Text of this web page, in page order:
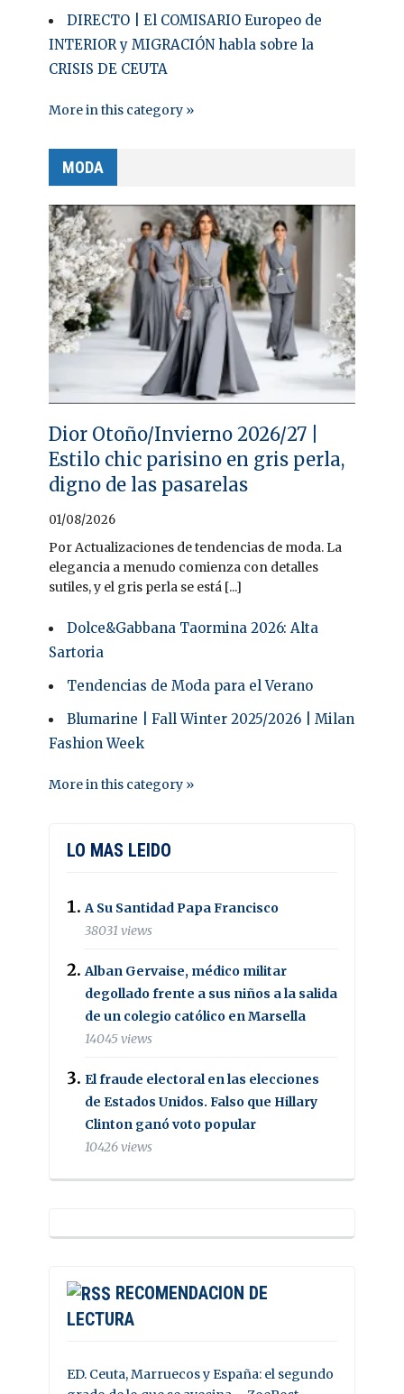
DIRECTO | El COMISARIO Europeo de
INTERIOR y MIGRACIÓN habla sobre la
CRISIS DE CEUTA
More in this category »
MODA
Dior Otoño/Invierno 2026/27 |
Estilo chic parisino en gris perla,
digno de las pasarelas
01/08/2026
Por Actualizaciones de tendencias de moda. La
elegancia a menudo comienza con detalles
sutiles, y el gris perla se está [...]
Dolce&Gabbana Taormina 2026: Alta
Sartoria
Tendencias de Moda para el Verano
Blumarine | Fall Winter 2025/2026 | Milan
Fashion Week
More in this category »
LO MAS LEIDO
A Su Santidad Papa Francisco
38031 views
Alban Gervaise, médico militar
degollado frente a sus niños a la salida
de un colegio católico en Marsella
14045 views
El fraude electoral en las elecciones
de Estados Unidos. Falso que Hillary
Clinton ganó voto popular
10426 views
RECOMENDACION DE
LECTURA
ED. Ceuta, Marruecos y España: el segundo